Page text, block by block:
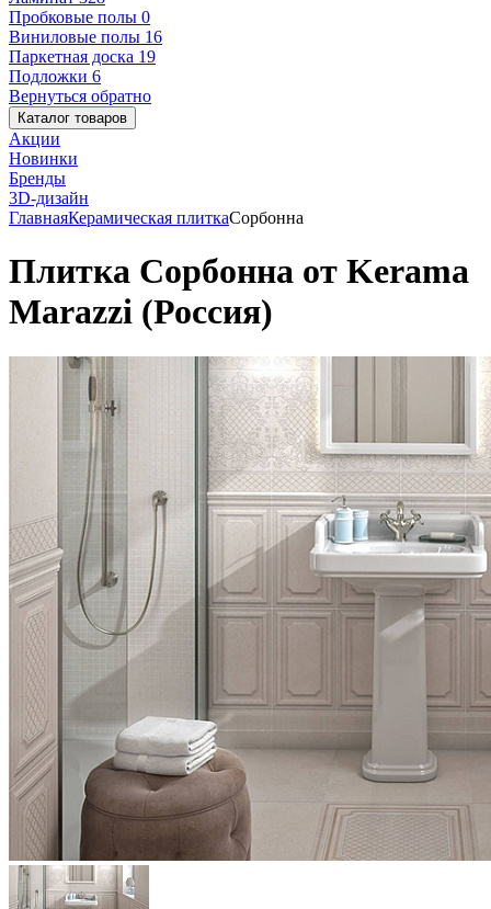
Пробковые полы 0
Виниловые полы 16
Паркетная доска 19
Подложки 6
Вернуться обратно
Каталог товаров
Акции
Новинки
Бренды
3D-дизайн
ГлавнаяКерамическая плиткаСорбонна
Плитка Сорбонна от Kerama
Marazzi (Россия)